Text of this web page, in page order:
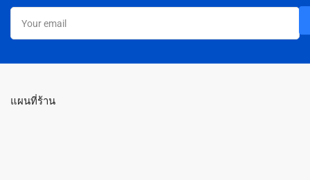
Your
email
แผนที่ร้าน